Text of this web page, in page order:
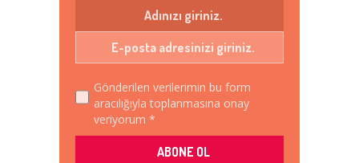
Gönderilen verilerimin bu form
aracılığıyla toplanmasına onay
veriyorum *